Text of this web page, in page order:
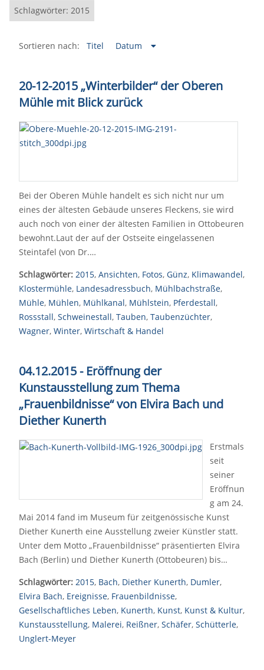
Schlagwörter: 2015
Sortieren nach: Titel Datum
20-12-2015 „Winterbilder“ der Oberen
Mühle mit Blick zurück
Bei der Oberen Mühle handelt es sich nicht nur um
eines der ältesten Gebäude unseres Fleckens, sie wird
auch noch von einer der ältesten Familien in Ottobeuren
bewohnt.Laut der auf der Ostseite eingelassenen
Steintafel (von Dr.…
Schlagwörter: 2015, Ansichten, Fotos, Günz, Klimawandel,
Klostermühle, Landesadressbuch, Mühlbachstraße,
Mühle, Mühlen, Mühlkanal, Mühlstein, Pferdestall,
Rossstall, Schweinestall, Tauben, Taubenzüchter,
Wagner, Winter, Wirtschaft & Handel
04.12.2015 - Eröffnung der
Kunstausstellung zum Thema
„Frauenbildnisse“von Elvira Bach und
Diether Kunerth
Erstmals
seit
seiner
Eröffnun
g am 24.
Mai 2014 fand im Museum für zeitgenössische Kunst
Diether Kunerth eine Ausstellung zweier Künstler statt.
Unter dem Motto „Frauenbildnisse“ präsentierten Elvira
Bach (Berlin) und Diether Kunerth (Ottobeuren) bis…
Schlagwörter: 2015, Bach, Diether Kunerth, Dumler,
Elvira Bach, Ereignisse, Frauenbildnisse,
Gesellschaftliches Leben, Kunerth, Kunst, Kunst & Kultur,
Kunstausstellung, Malerei, Reißner, Schäfer, Schütterle,
Unglert-Meyer